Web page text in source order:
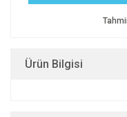
Ürün Bilgisi